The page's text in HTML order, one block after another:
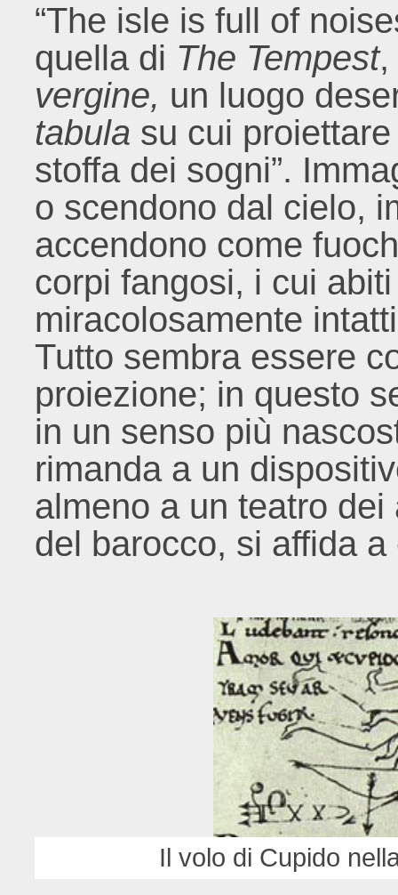
“The isle is full of
quella di The Tempest,
vergine, un luogo
tabula su cui
stoffa dei sogni”.
o scendono dal cielo,
accendono come
corpi fangosi, i cui
miracolosamente
Tutto sembra essere
proiezione; in questo
in un senso più
rimanda a un
almeno a un teatro
del barocco, si affida
Il volo di Cupido